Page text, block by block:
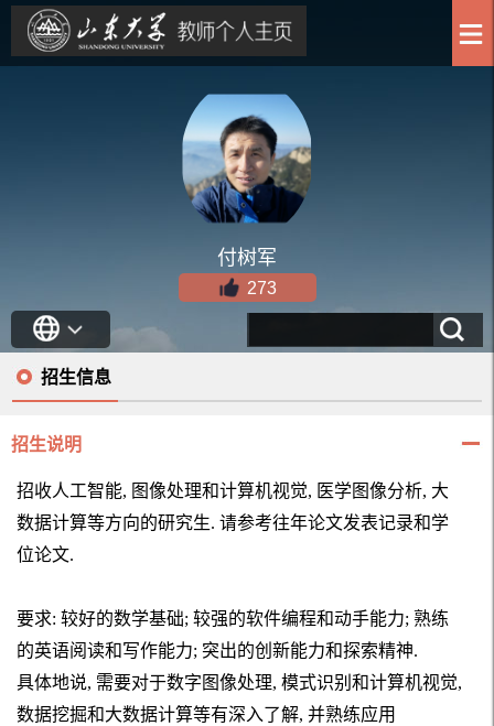
付树军
273
招生信息
招生说明
招收人工智能, 图像处理和计算机视觉, 医学图像分析, 大
数据计算等方向的研究生. 请参考往年论文发表记录和学
位论文.
要求: 较好的数学基础; 较强的软件编程和动手能力; 熟练
的英语阅读和写作能力; 突出的创新能力和探索精神.
具体地说, 需要对于数字图像处理, 模式识别和计算机视觉,
数据挖掘和大数据计算等有深 入了解, 并熟练应用